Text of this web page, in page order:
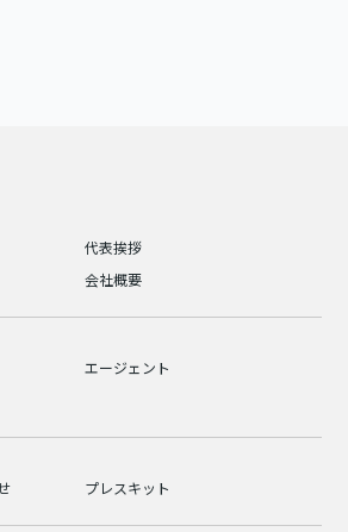
代表挨拶
会社概要
エージェント
プレスキット